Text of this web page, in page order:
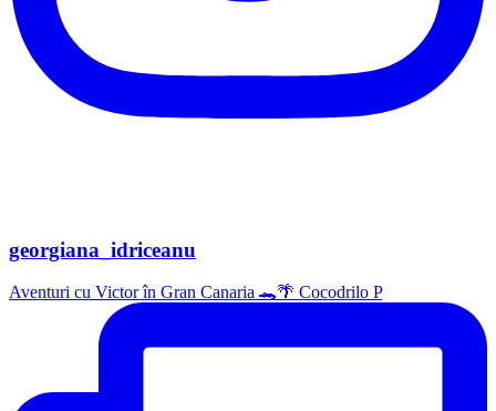
georgiana_idriceanu
Aventuri cu Victor în Gran Canaria 🐊🌴 Cocodrilo P